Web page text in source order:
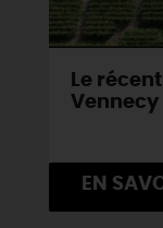
Le
Vennecy
EN